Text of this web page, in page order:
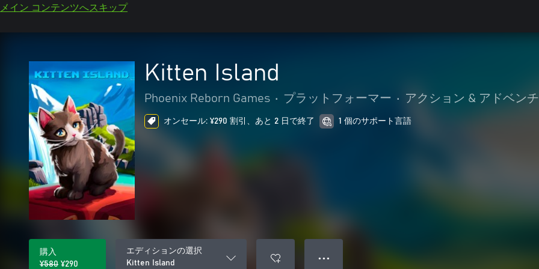
メイン コンテンツへスキップ
Kitten Island
Phoenix Reborn Games • プラットフォーマー • アクション & アドベン
オンセール: ¥290 割引、あと 2 日で終了 1 個のサポート言語
購入
¥580 ¥290
エディションの選択
Kitten Island
● ● ●